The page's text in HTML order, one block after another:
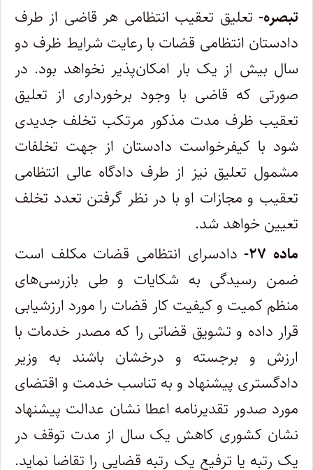
تبصره- تعلیق تعقیب انتظامی هر قاضی از طرف
دادستان انتظامی قضات با رعایت شرایط ظرف دو
سال بیش از یک بار امکان‌پذیر نخواهد بود. در
صورتی که قاضی با وجود برخورداری از تعلیق
تعقیب ظرف مدت مذکور مرتکب تخلف جدیدی
شود با کیفرخواست دادستان از جهت تخلفات
مشمول تعلیق نیز از طرف دادگاه عالی انتظامی
تعقیب و مجازات او با در نظر گرفتن تعدد تخلف
تعیین خواهد شد.
ماده ۲۷-
دادسرای انتظامی قضات مکلف است
ضمن رسیدگی به شکایات و طی بازرسی‌های
منظم کمیت و کیفیت کار قضات را مورد ارزشیابی
قرار داده و تشویق قضاتی را که مصدر خدمات با
ارزش و برجسته و درخشان باشند به وزیر
دادگستری پیشنهاد و به تناسب خدمت و اقتضای
مورد صدور تقدیرنامه اعطا نشان عدالت پیشنهاد
نشان کشوری کاهش یک سال از مدت توقف در
یک رتبه یا ترفیع یک رتبه قضایی را تقاضا نماید.